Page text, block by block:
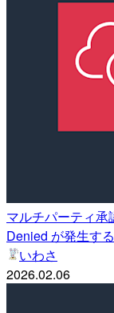
マルチパーティ
Denied が発生す
いわさ
2026.02.06